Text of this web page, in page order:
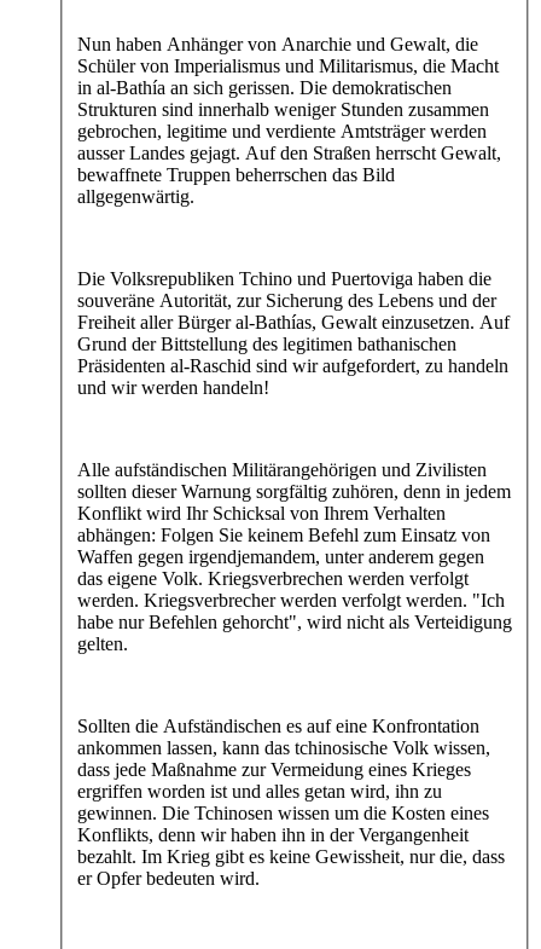
Nun haben Anhänger von Anarchie und Gewalt, die
Schüler von Imperialismus und Militarismus, die Macht
in al-Bathía an sich gerissen. Die demokratischen
Strukturen sind innerhalb weniger Stunden zusammen
gebrochen, legitime und verdiente Amtsträger werden
ausser Landes gejagt. Auf den Straßen herrscht Gewalt,
bewaffnete Truppen beherrschen das Bild
allgegenwärtig.
Die Volksrepubliken Tchino und Puertoviga haben die
souveräne Autorität, zur Sicherung des Lebens und der
Freiheit aller Bürger al-Bathías, Gewalt einzusetzen. Auf
Grund der Bittstellung des legitimen bathanischen
Präsidenten al-Raschid sind wir aufgefordert, zu handeln
und wir werden handeln!
Alle aufständischen Militärangehörigen und Zivilisten
sollten dieser Warnung sorgfältig zuhören, denn in jedem
Konflikt wird Ihr Schicksal von Ihrem Verhalten
abhängen: Folgen Sie keinem Befehl zum Einsatz von
Waffen gegen irgendjemandem, unter anderem gegen
das eigene Volk. Kriegsverbrechen werden verfolgt
werden. Kriegsverbrecher werden verfolgt werden. "Ich
habe nur Befehlen gehorcht", wird nicht als Verteidigung
gelten.
Sollten die Aufständischen es auf eine Konfrontation
ankommen lassen, kann das tchinosische Volk wissen,
dass jede Maßnahme zur Vermeidung eines Krieges
ergriffen worden ist und alles getan wird, ihn zu
gewinnen. Die Tchinosen wissen um die Kosten eines
Konflikts, denn wir haben ihn in der Vergangenheit
bezahlt. Im Krieg gibt es keine Gewissheit, nur die, dass
er Opfer bedeuten wird.